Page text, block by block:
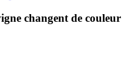
changent de couleur